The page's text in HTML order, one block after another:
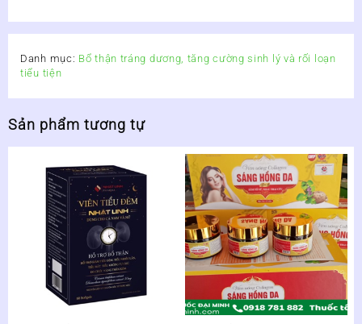
Danh mục: Bổ thận tráng dương, tăng cường sinh lý và rối loạn
tiểu tiện
Sản phẩm tương tự